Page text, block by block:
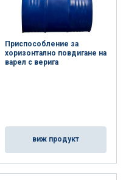
Приспособление за
хоризонтално повдигане на
варел с верига
виж продукт